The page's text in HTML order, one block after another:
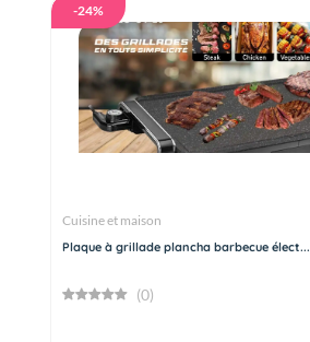
-24%
Cuisine et maison
Plaque à grillade plancha barbecue élect...
(0)